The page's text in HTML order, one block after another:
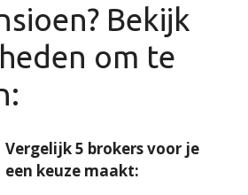
Bekijk
om te
Vergelijk 5 brokers voor je
een keuze maakt: